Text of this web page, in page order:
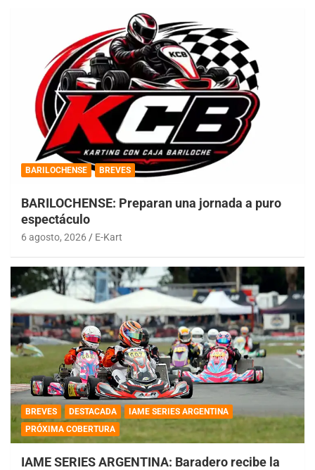
BARILOCHENSE BREVES
BARILOCHENSE: Preparan una jornada a puro
espectáculo
6 agosto, 2026 E-Kart
BREVES DESTACADA
IAME SERIES ARGENTINA
PRÓXIMA COBERTURA
IAME SERIES ARGENTINA: Baradero recibe la